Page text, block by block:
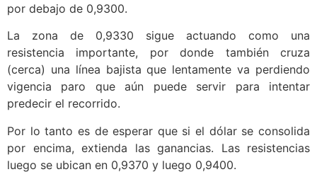
por debajo de 0,9300.
La zona de 0,9330 sigue actuando como una
resistencia importante, por donde también cruza
(cerca) una línea bajista que lentamente va perdiendo
vigencia paro que aún puede servir para intentar
predecir el recorrido.
Por lo tanto es de esperar que si el dólar se consolida
por encima, extienda las ganancias. Las resistencias
luego se ubican en 0,9370 y luego 0,9400.